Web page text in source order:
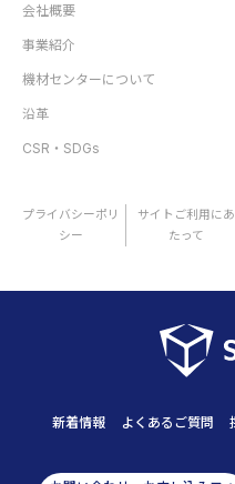
会社概要
事業紹介
機材センターについて
沿革
CSR・SDGs
プライバシーポリ
シー
サイトご利用にあ
たって
新着情報 よくあるご質問